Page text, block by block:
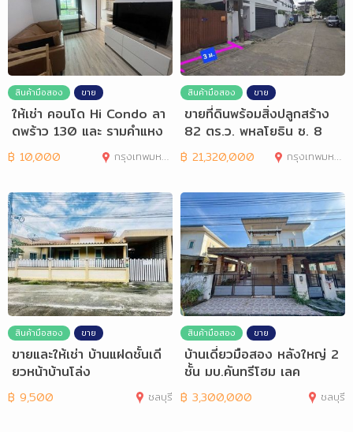
สินค้ามือสอง ขาย
ให้เช่า คอนโด Hi Condo ลา
ดพร้าว 130 และ รามคำแหง
81 ขนาด
฿ 10,000 กรุงเทพมหานคร
สินค้ามือสอง ขาย
ขายที่ดินพร้อมสิ่งปลูกสร้าง
82 ตร.ว. พหลโยธิน ซ. 8
฿ 21,320,000 กรุงเทพมหานคร
สินค้ามือสอง ขาย
ขายและให้เช่า บ้านแฝดชั้นเดี
ยวหน้าบ้านโล่ง
฿ 9,500 ชลบุรี
สินค้ามือสอง ขาย
บ้านเดี่ยวมือสอง หลังใหญ่ 2
ชั้น มบ.คันทรีโฮม เลค
฿ 3,300,000 ชลบุรี